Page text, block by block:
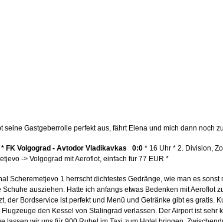
seine Gastgeberrolle perfekt aus, fährt Elena und mich dann noch
* FK Volgograd - Avtodor Vladikavkas 0:0 * 16 Uhr * 2. Division,
-> Volgograd mit Aeroflot, einfach für 77 EUR *
Scheremetjevo 1 herrscht dichtestes Gedränge, wie man es
Schuhe ausziehen. Hatte ich anfangs etwas Bedenken mit Aeroflot
der Bordservice ist perfekt und Menü und Getränke gibt es gratis.
Flugzeuge den Kessel von Stalingrad verlassen. Der Airport ist